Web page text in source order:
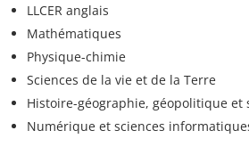
LLCER anglais
Mathématiques
Physique-chimie
Sciences de la vie et de la Terre
Histoire-géographie, géopolitique et
Numérique et sciences